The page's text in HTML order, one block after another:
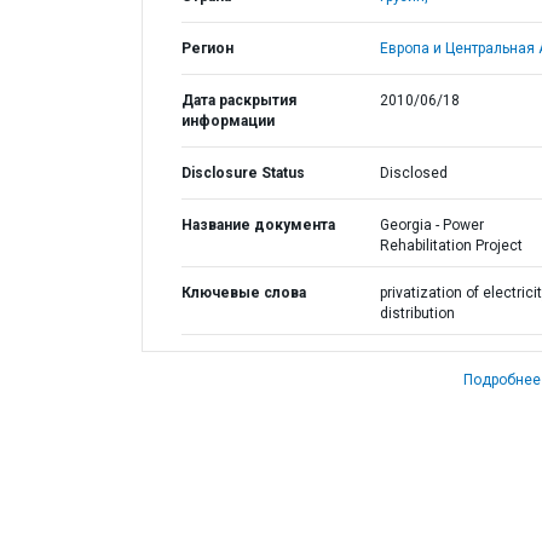
Регион Европа и Центральная
Дата раскрытия
информации
2010/06/18
Disclosure Status Disclosed
Название документа
Georgia - Power
Rehabilitation Project
Ключевые слова
privatization of
distribution
Подробнее